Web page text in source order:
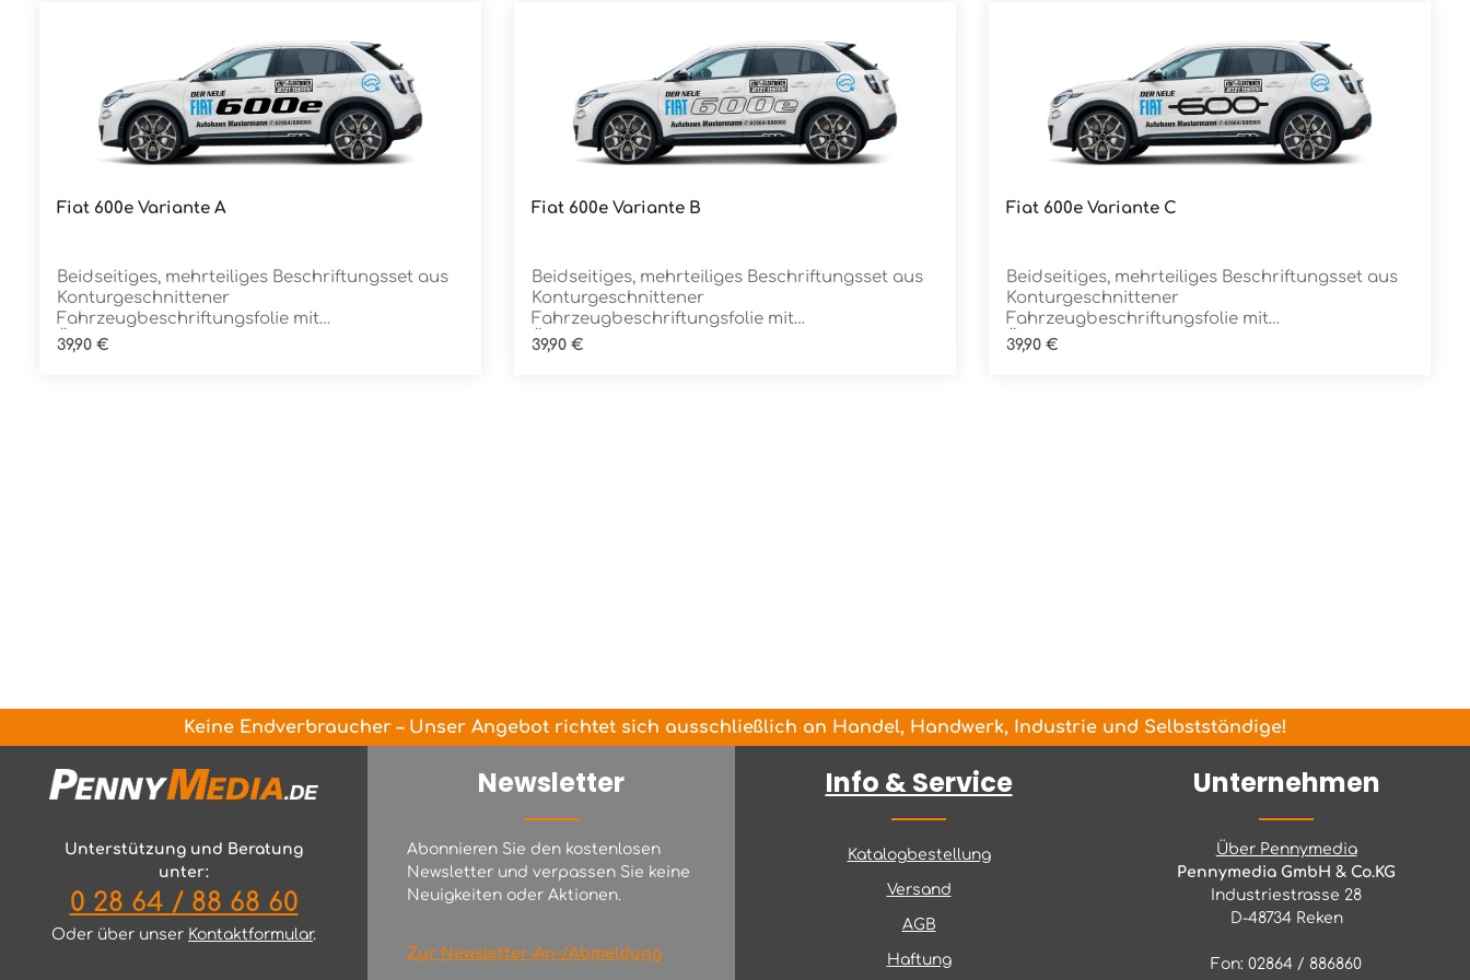
Fiat 600e Variante A
Beidseitiges, mehrteiliges Beschriftungsset aus
Konturgeschnittener
Fahrzeugbeschriftungsfolie mit
ÜbertragungstapeDie Folie ist Rückstandsfrei
Regulärer Preis:
39,90 €
Fiat 600e Variante B
Beidseitiges, mehrteiliges Beschriftungsset aus
Konturgeschnittener
Fahrzeugbeschriftungsfolie mit
ÜbertragungstapeDie Folie ist Rückstandsfrei
Regulärer Preis:
39,90 €
Fiat 600e Variante C
Beidseitiges, mehrteiliges Beschriftungsset aus
Konturgeschnittener
Fahrzeugbeschriftungsfolie mit
ÜbertragungstapeDie Folie ist Rückstandsfrei
Regulärer Preis:
39,90 €
Keine Endverbraucher – Unser Angebot richtet sich ausschließlich an Handel, Handwerk, Industrie und Selbstständige!
Unterstützung und Beratung
unter:
0 28 64 / 88 68 60
Oder über unser Kontaktformular.
Newsletter
Abonnieren Sie den kostenlosen
Newsletter und verpassen Sie keine
Neuigkeiten oder Aktionen.
Zur Newsletter-An-/Abmeldung
Info & Service
Katalogbestellung
Versand
AGB
Haftung
Unternehmen
Über Pennymedia
Pennymedia GmbH & Co.KG
Industriestrasse 28
D-48734 Reken
Fon: 02864 / 886860